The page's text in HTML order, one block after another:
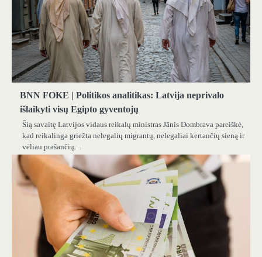
BNN FOKE | Politikos analitikas: Latvija neprivalo
išlaikyti visų Egipto gyventojų
Šią savaitę Latvijos vidaus reikalų ministras Jānis Dombrava pareiškė,
kad reikalinga griežta nelegalių migrantų, nelegaliai kertančių sieną ir
vėliau prašančių…